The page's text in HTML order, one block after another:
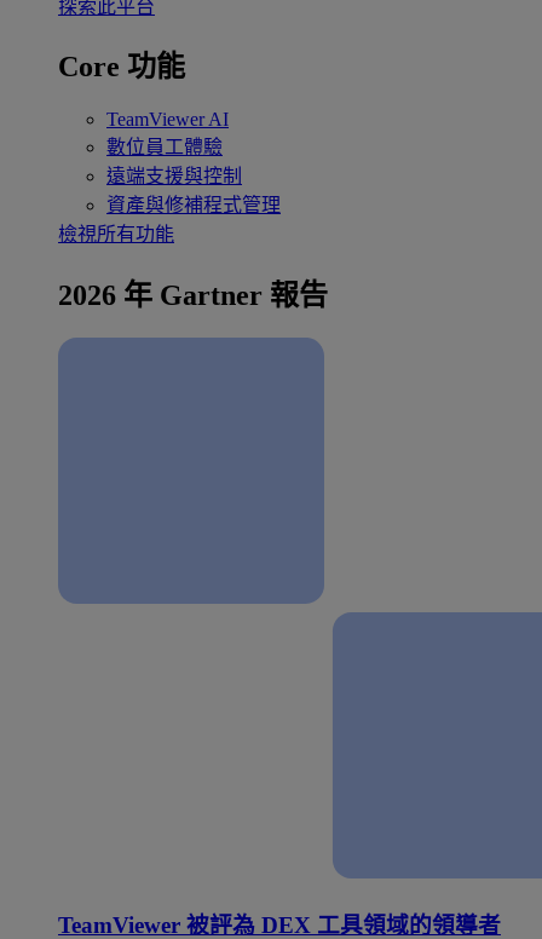
探索此平台
Core 功能
TeamViewer AI
數位員工體驗
遠端支援與控制
資產與修補程式管理
檢視所有功能
2026 年 Gartner 報告
TeamViewer 被評為 DEX 工具領域的領導者